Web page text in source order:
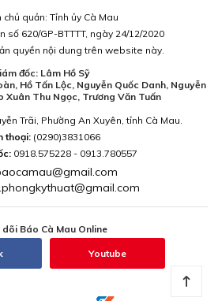
chủ quản: Tỉnh ủy Cà Mau
số 620/GP-BTTTT, ngày 24/12/2020
quyền nội dung trên website này.
đốc: Lâm Hồ Sỹ
Hồ Tấn Lộc, Nguyễn Quốc Danh, Nguyễn
Xuân Thu Ngọc, Trương Văn Tuấn
Trãi, Phường An Xuyên, tỉnh Cà Mau.
thoại: (0290)3831066
0918.575228 - 0913.780557
Báo Cà Mau Online
Youtube